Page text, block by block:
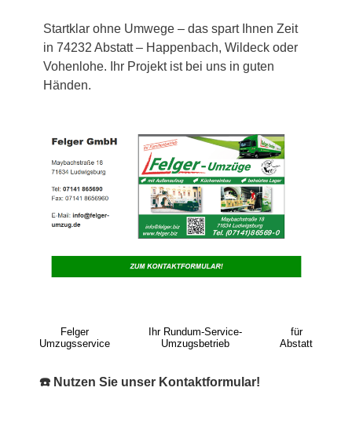
Startklar ohne Umwege – das spart Ihnen Zeit
in 74232 Abstatt – Happenbach, Wildeck oder
Vohenlohe. Ihr Projekt ist bei uns in guten
Händen.
Felger
Umzugsservice
Ihr Rundum-Service-
Umzugsbetrieb
für
Abstatt
☎️ Nutzen Sie unser Kontaktformular!